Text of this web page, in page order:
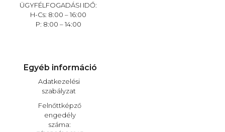
ÜGYFÉLFOGADÁSI IDŐ:
H-Cs: 8:00 – 16:00
P: 8:00 – 14:00
Egyéb információ
Adatkezelési
szabályzat
Felnőttképző
engedély
száma: